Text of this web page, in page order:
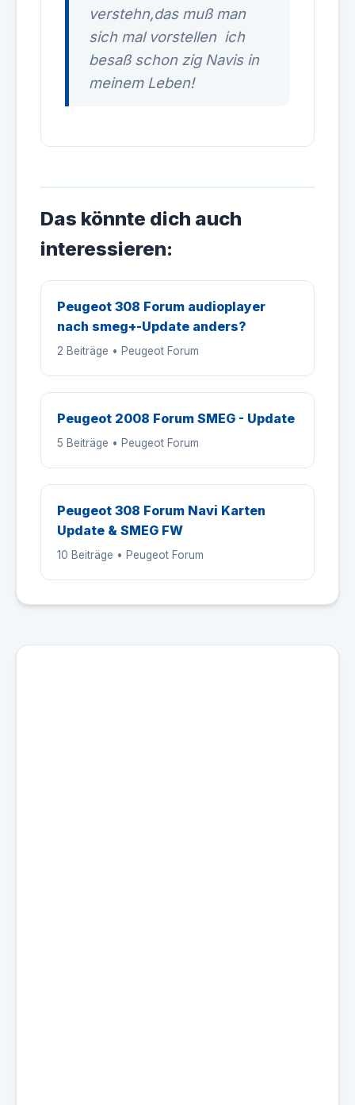
verstehn,das muß man
sich mal vorstellen ich
besaß schon zig Navis in
meinem Leben!
Das könnte dich auch
interessieren:
Peugeot 308 Forum audioplayer
nach smeg+-Update anders?
2 Beiträge • Peugeot Forum
Peugeot 2008 Forum SMEG - Update
5 Beiträge • Peugeot Forum
Peugeot 308 Forum Navi Karten
Update & SMEG FW
10 Beiträge • Peugeot Forum